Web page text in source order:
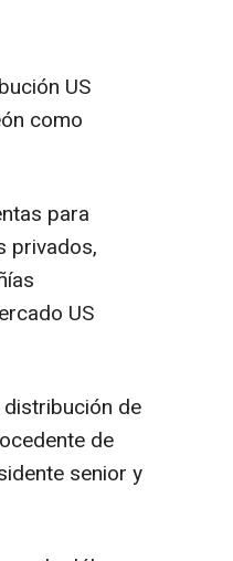
US
como
para
privados,
US
de
de
senior y